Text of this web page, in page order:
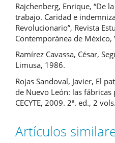
Rajchenberg, Enrique, “De
trabajo. Caridad e
Revolucionario”, Revista
Contemporánea de México,
Ramírez Cavassa, César,
Limusa, 1986.
Rojas Sandoval, Javier, El
de Nuevo León: las
CECYTE, 2009. 2ª. ed., 2 vols.
Artículos